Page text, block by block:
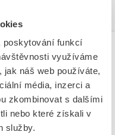
poskytování funkcí
využíváme
jak náš web používáte,
média, inzerci a
zkombinovat s dalšími
nebo které získali v
služby.